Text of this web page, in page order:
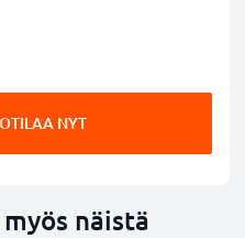
NYT
näistä